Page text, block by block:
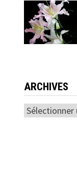
ARCHIVES
Archives